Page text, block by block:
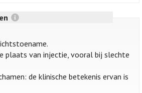
plaats van injectie, vooral bij slechte
de klinische betekenis ervan is